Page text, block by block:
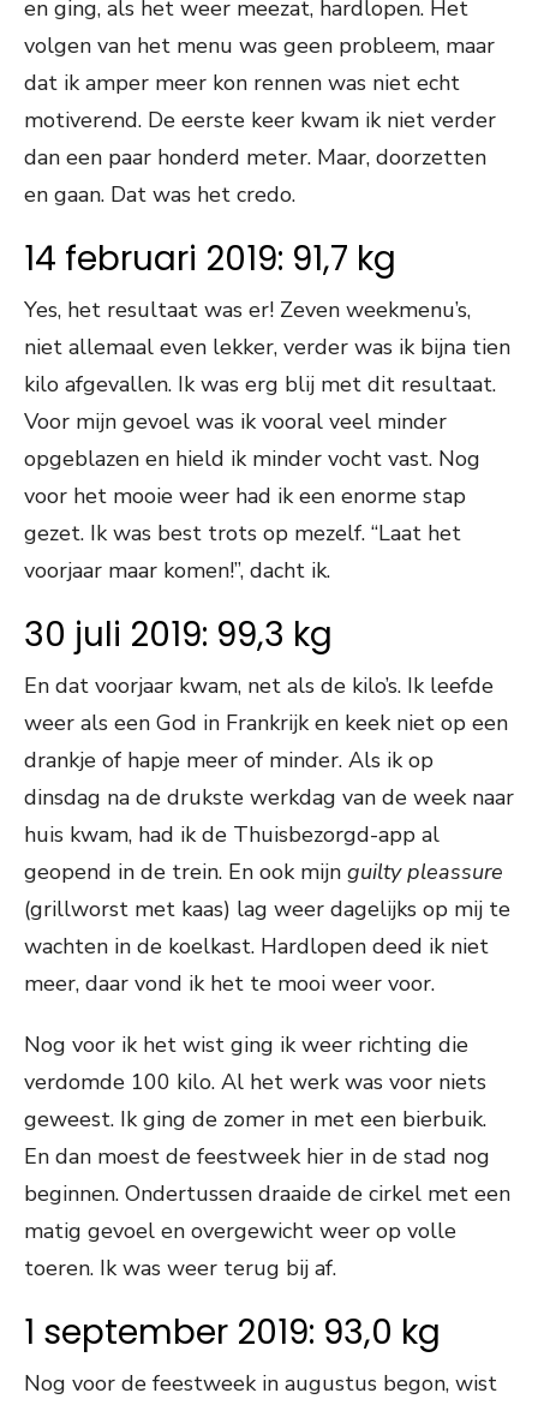
en ging, als het weer meezat, hardlopen. Het
volgen van het menu was geen probleem, maar
dat ik amper meer kon rennen was niet echt
motiverend. De eerste keer kwam ik niet verder
dan een paar honderd meter. Maar, doorzetten
en gaan. Dat was het credo.
14 februari 2019: 91,7 kg
Yes, het resultaat was er! Zeven weekmenu’s,
niet allemaal even lekker, verder was ik bijna tien
kilo afgevallen. Ik was erg blij met dit resultaat.
Voor mijn gevoel was ik vooral veel minder
opgeblazen en hield ik minder vocht vast. Nog
voor het mooie weer had ik een enorme stap
gezet. Ik was best trots op mezelf. “Laat het
voorjaar maar komen!”, dacht ik.
30 juli 2019: 99,3 kg
En dat voorjaar kwam, net als de kilo’s. Ik leefde
weer als een God in Frankrijk en keek niet op een
drankje of hapje meer of minder. Als ik op
dinsdag na de drukste werkdag van de week naar
huis kwam, had ik de Thuisbezorgd-app al
geopend in de trein. En ook mijn guilty pleassure
(grillworst met kaas) lag weer dagelijks op mij te
wachten in de koelkast. Hardlopen deed ik niet
meer, daar vond ik het te mooi weer voor.
Nog voor ik het wist ging ik weer richting die
verdomde 100 kilo. Al het werk was voor niets
geweest. Ik ging de zomer in met een bierbuik.
En dan moest de feestweek hier in de stad nog
beginnen. Ondertussen draaide de cirkel met een
matig gevoel en overgewicht weer op volle
toeren. Ik was weer terug bij af.
1 september 2019: 93,0 kg
Nog voor de feestweek in augustus begon, wist